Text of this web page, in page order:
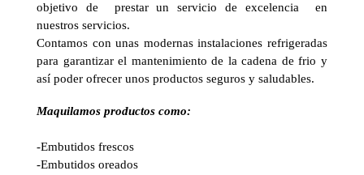
objetivo de prestar un servicio de excelencia en
nuestros servicios.
Contamos con unas modernas instalaciones refrigeradas
para garantizar el mantenimiento de la cadena de frio y
así poder ofrecer unos productos seguros y saludables.
Maquilamos productos como:
-Embutidos frescos
-Embutidos oreados